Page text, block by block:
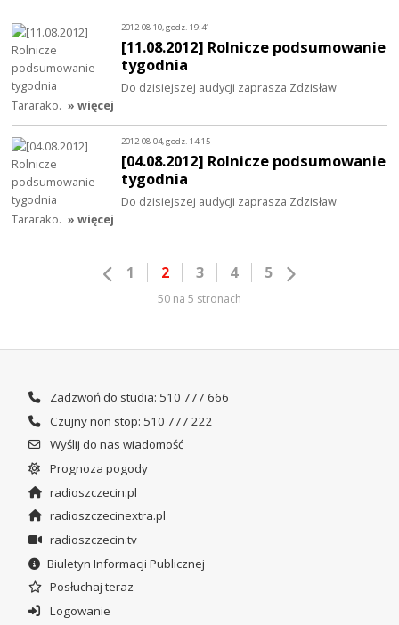
2012-08-10, godz. 19:41
[11.08.2012] Rolnicze podsumowanie
tygodnia
Do dzisiejszej audycji zaprasza Zdzisław
Tararako. » więcej
2012-08-04, godz. 14:15
[04.08.2012] Rolnicze podsumowanie
tygodnia
Do dzisiejszej audycji zaprasza Zdzisław
Tararako. » więcej
1 2 3 4 5
50 na 5 stronach
Zadzwoń do studia: 510 777 666
Czujny non stop: 510 777 222
Wyślij do nas wiadomość
Prognoza pogody
radioszczecin.pl
radioszczecinextra.pl
radioszczecin.tv
Biuletyn Informacji Publicznej
Posłuchaj teraz
Logowanie